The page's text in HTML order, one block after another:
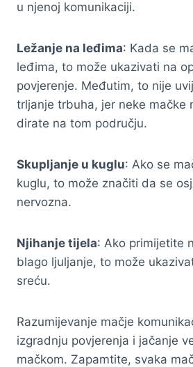
u njenoj komunikaciji.
Ležanje na leđima: Kada se
leđima, to može ukazivati na
povjerenje. Međutim, to nije
trljanje trbuha, jer neke mačke
dirate na tom području.
Skupljanje u kuglu: Ako se
kuglu, to može značiti da se
nervozna.
Njihanje tijela: Ako primijetite
blago ljuljanje, to može
sreću.
Razumijevanje mačje
izgradnju povjerenja i jačanje
mačkom. Zapamtite, svaka